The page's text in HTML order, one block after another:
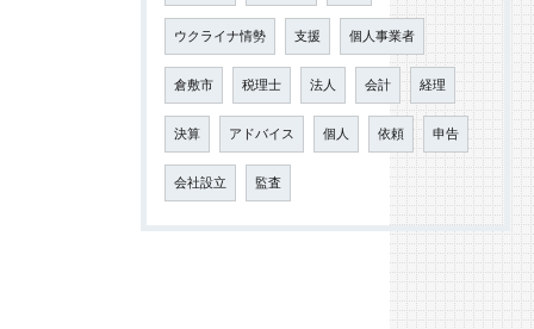
ウクライナ情勢 支援 個人事業者
倉敷市 税理士 法人 会計 経理
決算 アドバイス 個人 依頼 申告
会社設立 監査